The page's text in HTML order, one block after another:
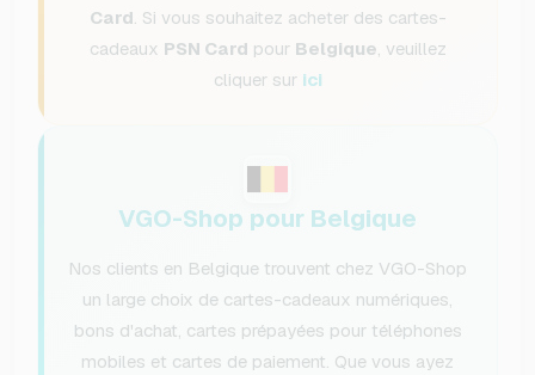
Card. Si vous souhaitez acheter des cartes-
cadeaux PSN Card pour Belgique, veuillez
cliquer sur ici
VGO-Shop pour Belgique
Nos clients en Belgique trouvent chez VGO-Shop
un large choix de cartes-cadeaux numériques,
bons d'achat, cartes prépayées pour téléphones
mobiles et cartes de paiement. Que vous ayez